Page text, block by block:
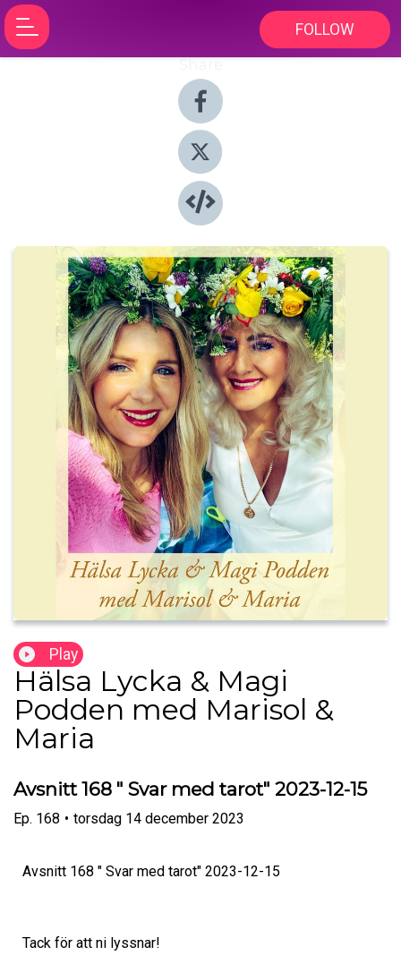
FOLLOW
Play
Hälsa Lycka & Magi
Podden med Marisol &
Maria
Avsnitt 168 " Svar med tarot" 2023-12-15
Ep. 168 • torsdag 14 december 2023
Avsnitt 168 " Svar med tarot" 2023-12-15
Tack för att ni lyssnar!